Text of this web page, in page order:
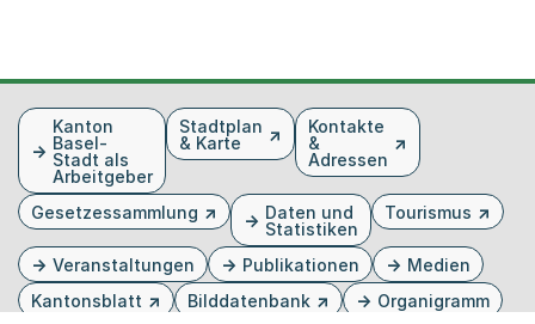
FusszeileKanton
Basel-
Stadt als
Arbeitgeber
Stadtplan
& Karte
Kontakte
&
Adressen
Gesetzessammlung
Daten und
Statistiken
Tourismus
Veranstaltungen Publikationen
Medien
Kantonsblatt
Bilddatenbank Organigramm